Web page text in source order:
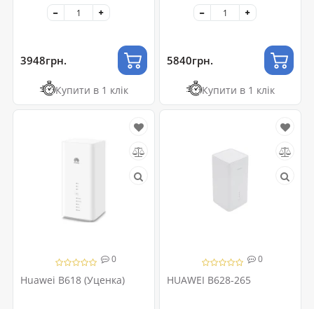
3948грн.
Купити в 1 клік
5840грн.
Купити в 1 клік
0
Huawei B618 (Уценка)
0
HUAWEI B628-265